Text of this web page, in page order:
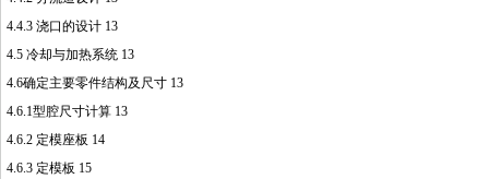
4.4.3 浇口的设计 13
4.5 冷却与加热系统 13
4.6确定主要零件结构及尺寸 13
4.6.1型腔尺寸计算 13
4.6.2 定模座板 14
4.6.3 定模板 15